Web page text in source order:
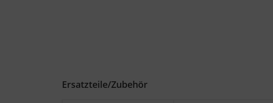
Ersatzteile/Zubehör